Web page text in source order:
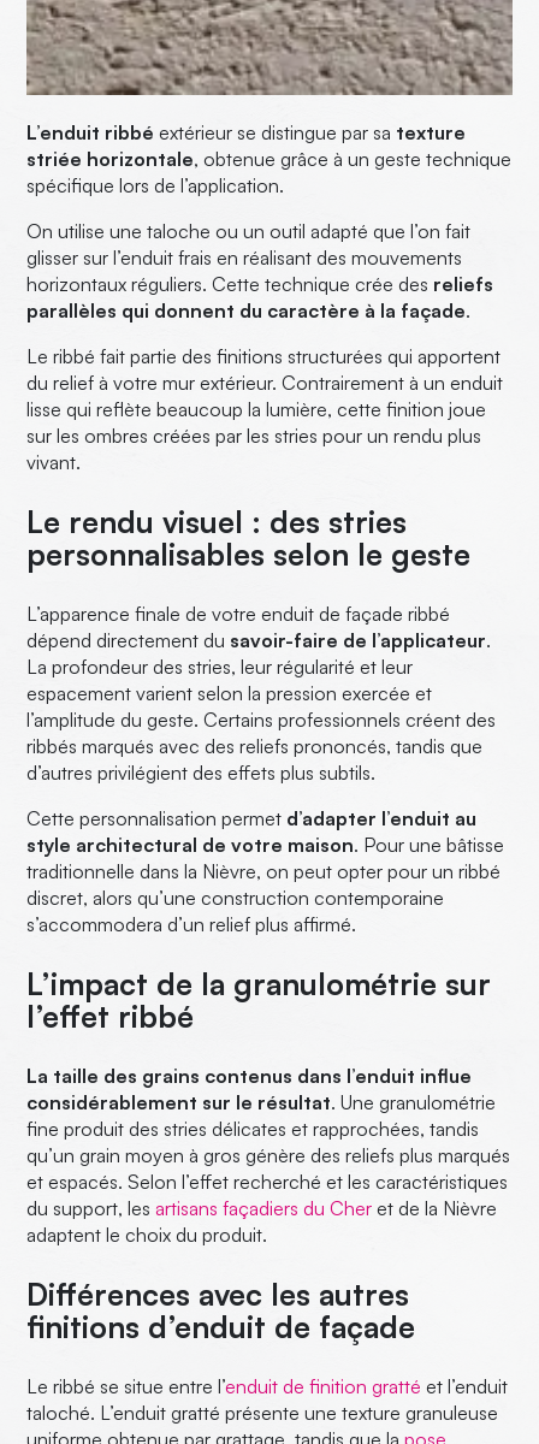
L’enduit ribbé extérieur se distingue par sa texture
striée horizontale, obtenue grâce à un geste technique
spécifique lors de l’application.
On utilise une taloche ou un outil adapté que l’on fait
glisser sur l’enduit frais en réalisant des mouvements
horizontaux réguliers. Cette technique crée des reliefs
parallèles qui donnent du caractère à la façade.
Le ribbé fait partie des finitions structurées qui apportent
du relief à votre mur extérieur. Contrairement à un enduit
lisse qui reflète beaucoup la lumière, cette finition joue
sur les ombres créées par les stries pour un rendu plus
vivant.
Le rendu visuel : des stries
personnalisables selon le geste
L’apparence finale de votre enduit de façade ribbé
dépend directement du savoir-faire de l’applicateur.
La profondeur des stries, leur régularité et leur
espacement varient selon la pression exercée et
l’amplitude du geste. Certains professionnels créent des
ribbés marqués avec des reliefs prononcés, tandis que
d’autres privilégient des effets plus subtils.
Cette personnalisation permet d’adapter l’enduit au
style architectural de votre maison. Pour une bâtisse
traditionnelle dans la Nièvre, on peut opter pour un ribbé
discret, alors qu’une construction contemporaine
s’accommodera d’un relief plus affirmé.
L’impact de la granulométrie sur
l’effet ribbé
La taille des grains contenus dans l’enduit influe
considérablement sur le résultat. Une granulométrie
fine produit des stries délicates et rapprochées, tandis
qu’un grain moyen à gros génère des reliefs plus marqués
et espacés. Selon l’effet recherché et les caractéristiques
du support, lesartisans façadiers du Cher et de la Nièvre
adaptent le choix du produit.
Différences avec les autres
finitions d’enduit de façade
Le ribbé se situe entre l’enduit de finition gratté et l’enduit
taloché. L’enduit gratté présente une texture granuleuse
uniforme obtenue par grattage, tandis que lapose